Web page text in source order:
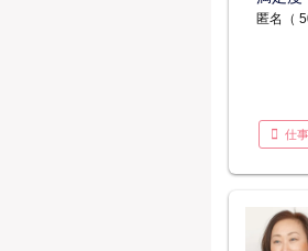
匿名（
仕事